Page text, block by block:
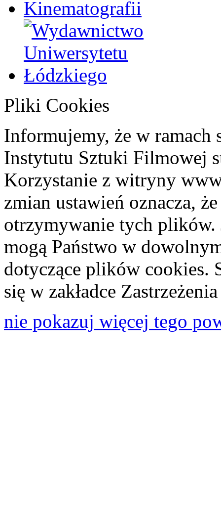
Pliki Cookies
Informujemy, że w ramach
Instytutu Sztuki Filmowej
Korzystanie z witryny
zmian ustawień oznacza,
otrzymywanie tych plików.
mogą Państwo w
dotyczące plików cookies.
się w zakładce
nie pokazuj więcej tego